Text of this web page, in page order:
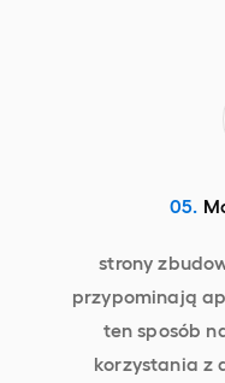
05.
strony
przypominają
ten sposób
korzystania z